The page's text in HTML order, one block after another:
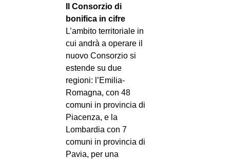
Il Consorzio di
bonifica in cifre
L’ambito territoriale in
cui andrà a operare il
nuovo Consorzio si
estende su due
regioni: l’Emilia-
Romagna, con 48
comuni in provincia di
Piacenza, e la
Lombardia con 7
comuni in provincia di
Pavia, per una